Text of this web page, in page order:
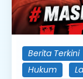
Berita Terkini
Hukum